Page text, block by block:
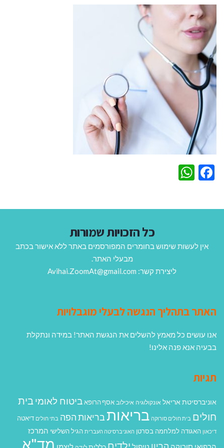
Facebook
כל הזכויות שמורות
אין לעשות שימוש בחומרים המפורסמים באתר ללא אישור בכתב
מבעלי האתר.
ליצירת קשר: Avihai.ZoomAt@gmail.com
האתר בתהליך הנגשה לבעלי מוגבלויות
אנו עושים כל מאמץ להשלים את הנגשת האתר! במידה ונתקלת
בבעיה אנא פנה אלינו!
תגיות
אוניברסיטת אריאל אונקולוגיה איכילוב אסף הרופא ביטוח לאומיבית
חולים בית חולים סורוקה בריאותבריאות הפה בתי חולים דיאטה
דיכאון האגודה למלחמה בסרטן האוניברסיטה העברית הגיל השלישי המרכז
ילדים מד"א